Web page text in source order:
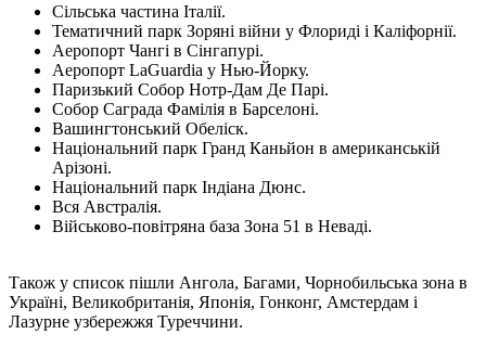
Сільська частина Італії.
Тематичний парк Зоряні війни у ​​Флориді і Каліфорнії.
Аеропорт Чангі в Сінгапурі.
Аеропорт LaGuardia у Нью-Йорку.
Паризький Собор Нотр-Дам Де Парі.
Собор Саграда Фамілія в Барселоні.
Вашингтонський Обеліск.
Національний парк Гранд Каньйон в американській
Арізоні.
Національний парк Індіана Дюнс.
Вся Австралія.
Військово-повітряна база Зона 51 в Неваді.
Також у список пішли Ангола, Багами, Чорнобильська зона в
Україні, Великобританія, Японія, Гонконг, Амстердам і
Лазурне узбережжя Туреччини.